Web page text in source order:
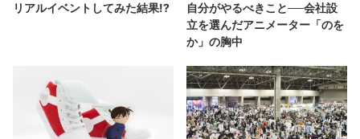
リアルイベントしてみた結果!?
自分がやるべきこと──会社設
立を選んだアニメーター「のを
か」の胸中